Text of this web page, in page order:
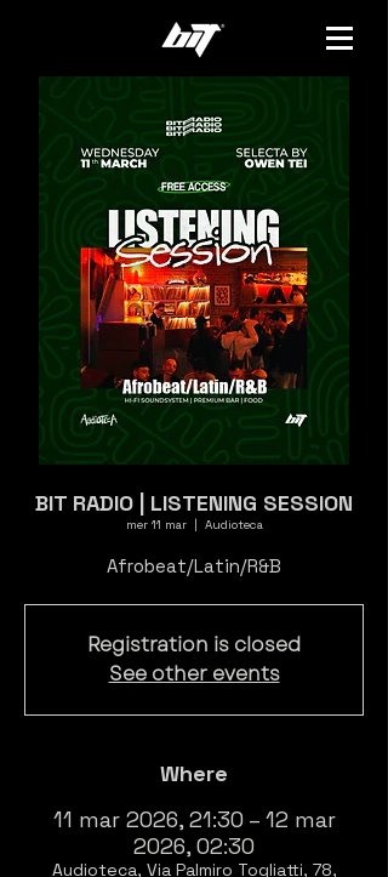
BIT RADIO | LISTENING SESSION
mer 11 mar
  |
Audioteca
Afrobeat/Latin/R&B
Registration is closed
See other events
Where
11 mar 2026, 21:30 – 12 mar
2026, 02:30
Audioteca, Via Palmiro Togliatti, 78,